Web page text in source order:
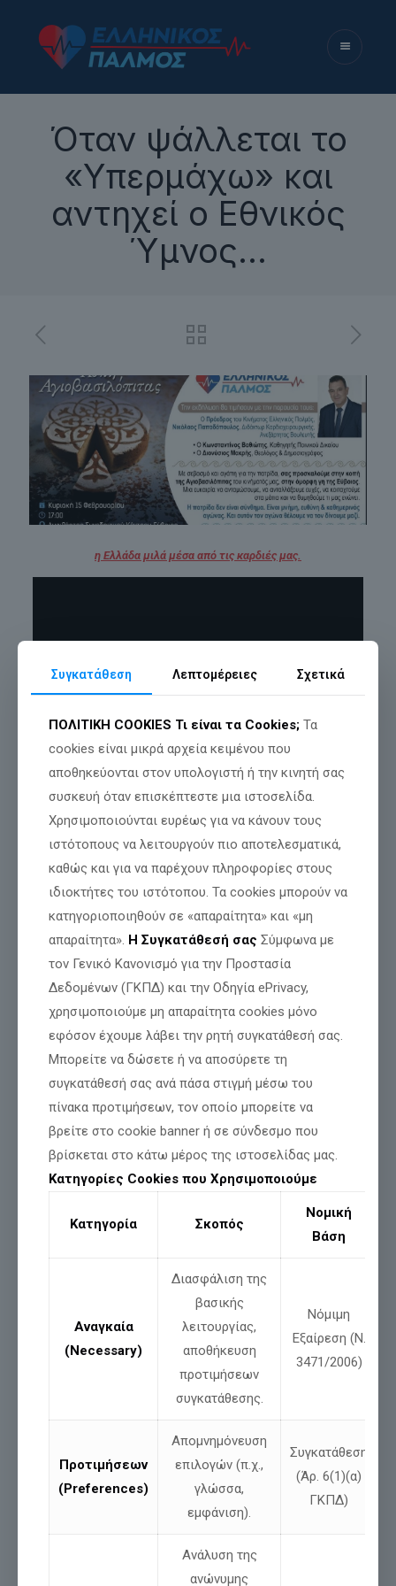
Όταν ψάλλεται το
«Υπερμάχω» και
αντηχεί ο Εθνικός
Ύμνος…
η Ελλάδα μιλά μέσα από τις καρδιές μας.
ο Εθνικός Ύμνος…
η Ελλάδα
μιλά μέσα από τις καρδιές μας.
Με πίστη , παράδοση και Ορθοδοξία στην ψυχή,
όπως γιορτάζουνοι γνήσιοι Έλληνες.
Ένα κίνημα που τιμά τον Θεό, την Πατρίδα και τις ρίζες του.
Από τηνκοπή Αγιοβασιλοπιταςπου εγινε στηνΧΑΛΚΙΔΑ
Συγκατάθεση Λεπτομέρειες Σχετικά
ΠΟΛΙΤΙΚΗ COOKIES Τι είναι τα Cookies; Τα
cookies είναι μικρά αρχεία κειμένου που
αποθηκεύονται στον υπολογιστή ή την κινητή σας
συσκευή όταν επισκέπτεστε μια ιστοσελίδα.
Χρησιμοποιούνται ευρέως για να κάνουν τους
ιστότοπους να λειτουργούν πιο αποτελεσματικά,
καθώς και για να παρέχουν πληροφορίες στους
ιδιοκτήτες του ιστότοπου. Τα cookies μπορούν να
κατηγοριοποιηθούν σε «απαραίτητα» και «μη
απαραίτητα». Η Συγκατάθεσή σας Σύμφωνα με
τον Γενικό Κανονισμό για την Προστασία
Δεδομένων (ΓΚΠΔ) και την Οδηγία ePrivacy,
χρησιμοποιούμε μη απαραίτητα cookies μόνο
εφόσον έχουμε λάβει την ρητή συγκατάθεσή σας.
Μπορείτε να δώσετε ή να αποσύρετε τη
συγκατάθεσή σας ανά πάσα στιγμή μέσω του
πίνακα προτιμήσεων, τον οποίο μπορείτε να
βρείτε στο cookie banner ή σε σύνδεσμο που
βρίσκεται στο κάτω μέρος της ιστοσελίδας μας.
Κατηγορίες Cookies που Χρησιμοποιούμε
Κατηγορία Σκοπός
Νομική
Βάση
Αναγκαία
(Necessary)
Διασφάλιση της
βασικής
λειτουργίας,
αποθήκευση
προτιμήσεων
συγκατάθεσης.
Νόμιμη
Εξαίρεση (Ν.
3471/2006)
Προτιμήσεων
(Preferences)
Απομνημόνευση
επιλογών (π.χ.,
γλώσσα,
εμφάνιση).
Συγκατάθεση
(Άρ. 6(1)(α)
ΓΚΠΔ)
Ανάλυση της
ανώνυμης